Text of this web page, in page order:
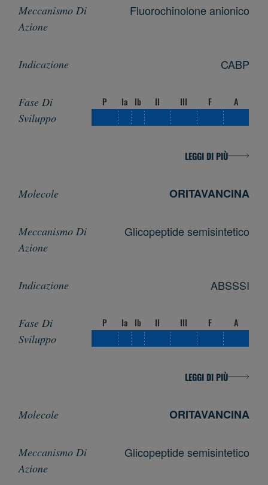
Fluorochinolone anionico
CABP
P Ia Ib II III F A
LEGGI DI PIÙ
ORITAVANCINA
Glicopeptide semisintetico
ABSSSI
P Ia Ib II III F A
LEGGI DI PIÙ
ORITAVANCINA
Glicopeptide semisintetico